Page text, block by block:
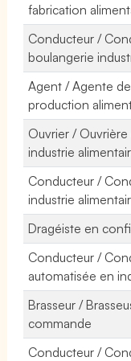
fabrication
Conducteur /
boulangerie
Agent / Agente
production
Ouvrier /
industrie
Conducteur /
industrie
Dragéiste en
Conducteur /
automatisée en
Brasseur /
commande
Conducteur /